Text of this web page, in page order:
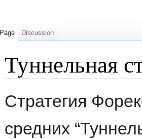
Туннельная
Стратегия
средних
Page Discussion